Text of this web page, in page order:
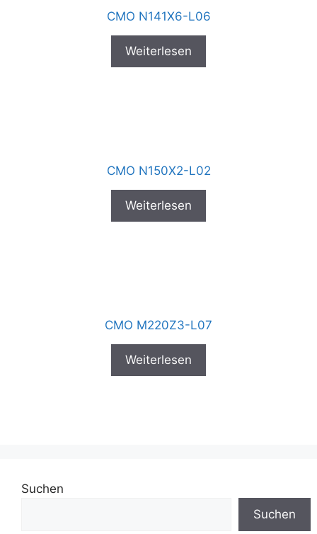
CMO N141X6-L06
Weiterlesen
CMO N150X2-L02
Weiterlesen
CMO M220Z3-L07
Weiterlesen
Suchen
Suchen